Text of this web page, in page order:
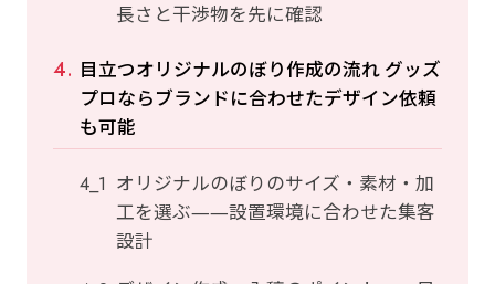
長さと干渉物を先に確認
目立つオリジナルのぼり作成の流れ グッズ
プロならブランドに合わせたデザイン依頼
も可能
オリジナルのぼりのサイズ・素材・加
工を選ぶ——設置環境に合わせた集客
設計